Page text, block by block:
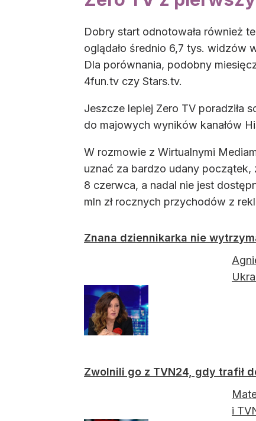
Dobry start odnotowała również
oglądało średnio 6,7 tys. widzów
Dla porównania, podobny
4fun.tv czy Stars.tv.
Jeszcze lepiej Zero TV poradziła
do majowych wyników kanałów
W rozmowie z Wirtualnymi
uznać za bardzo udany początek,
8 czerwca, a nadal nie jest
mln zł rocznych przychodów z
Znana dziennikarka nie
Zwolnili go z TVN24, gdy trafił
i